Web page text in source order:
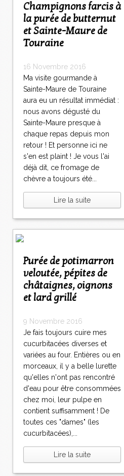
Champignons farcis à
la purée de butternut
et Sainte-Maure de
Touraine
16 Novembre 2016
Ma visite gourmande à
Sainte-Maure de Touraine
aura eu un résultat immédiat :
nous avons dégusté du
Sainte-Maure presque à
chaque repas depuis mon
retour ! Et personne ici ne
s'en est plaint ! Je vous l'ai
déjà dit, ce fromage de
chèvre a toujours été...
Lire la suite
Purée de potimarron
veloutée, pépites de
châtaignes, oignons
et lard grillé
9 Novembre 2016
Je fais toujours cuire mes
cucurbitacées diverses et
variées au four. Entières ou en
morceaux, il y a belle lurette
qu'elles n'ont pas rencontré
d'eau pour être consommées
chez moi, leur pulpe en
contient suffisamment ! De
toutes ces "dames" (les
cucurbitacées),...
Lire la suite